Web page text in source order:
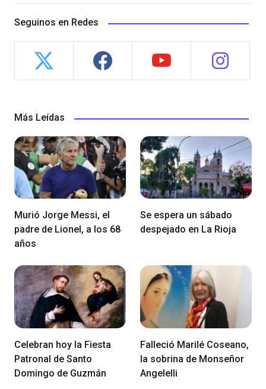
Seguinos en Redes
Más Leídas
Murió Jorge Messi, el
padre de Lionel, a los 68
años
Se espera un sábado
despejado en La Rioja
Celebran hoy la Fiesta
Patronal de Santo
Domingo de Guzmán
Falleció Marilé Coseano,
la sobrina de Monseñor
Angelelli